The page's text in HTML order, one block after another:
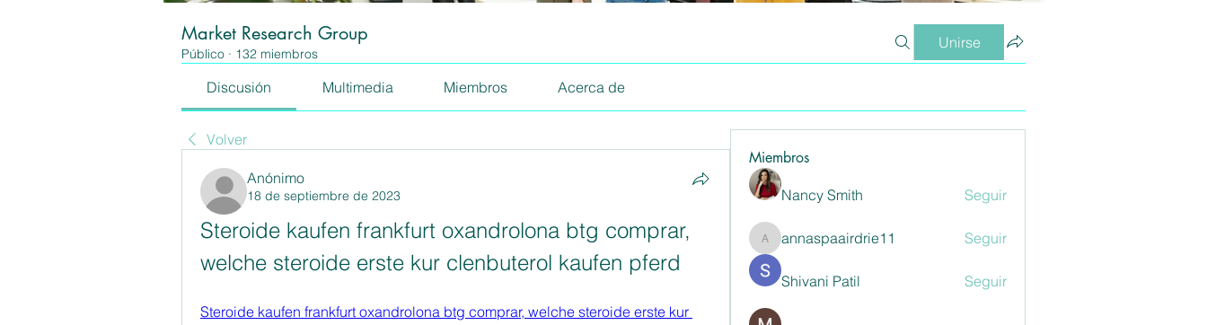
Market Research Group
Público · 132 miembros
Unirse
Discusión Multimedia Miembros Acerca de
Volver
Anónimo
18 de septiembre de 2023
Steroide kaufen frankfurt oxandrolona btg comprar,
welche steroide erste kur clenbuterol kaufen pferd
Steroide kaufen frankfurt oxandrolona btg comprar, welche steroide erste kur
Miembros
Nancy Smith Seguir
annaspaairdrie11
annaspaairdrie11 Seguir
Shivani Patil Seguir